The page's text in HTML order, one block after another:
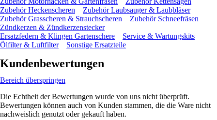
Zubehör Heckenscheren
Zubehör Laubsauger & Laubbläser
Zubehör Grasscheren & Strauchscheren
Zubehör Schneefräsen
Zündkerzen & Zündkerzenstecker
Ersatzfedern & Klingen Gartenschere
Service & Wartungskits
Ölfilter & Luftfilter
Sonstige Ersatzteile
Kundenbewertungen
Bereich überspringen
Die Echtheit der Bewertungen wurde von uns nicht überprüft.
Bewertungen können auch von Kunden stammen, die die Ware nicht
nachweislich genutzt oder gekauft haben.